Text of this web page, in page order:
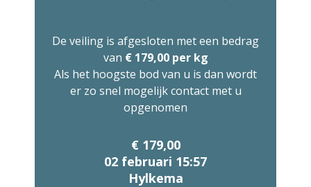
De veiling is afgesloten met een bedrag
van € 179,00 per kg
Als het hoogste bod van u is dan wordt
er zo snel mogelijk contact met u
opgenomen
€ 179,00
02 februari 15:57
Hylkema